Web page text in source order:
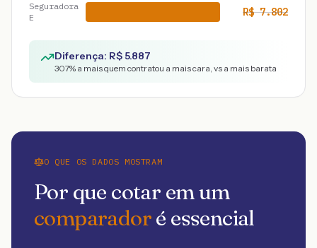
Seguradora
E
R$7.802
Diferença: R$5.887
307% a mais quem contratou a mais cara, vs a mais barata
O QUE OS DADOS MOSTRAM
Por que cotar em um
comparadoré essencial